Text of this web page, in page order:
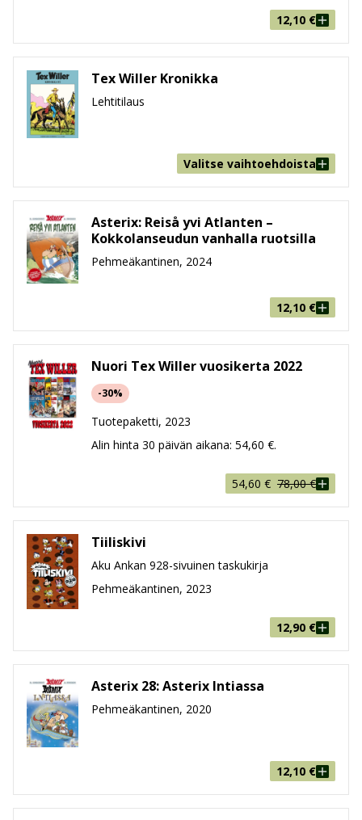
12,10 €
Tex Willer Kronikka
Lehtitilaus
Valitse vaihtoehdoista
Asterix: Reiså yvi Atlanten –
Kokkolanseudun vanhalla ruotsilla
Pehmeäkantinen, 2024
12,10 €
Nuori Tex Willer vuosikerta 2022
-30%
Tuotepaketti, 2023
Alin hinta 30 päivän aikana: 54,60 €.
78,00€
Alkuperäinen
hinta
oli:
78,00 €.
54,60 €
Nykyinen
hinta
on:
54,60 €.
Tiiliskivi
Aku Ankan 928-sivuinen taskukirja
Pehmeäkantinen, 2023
12,90 €
Asterix 28: Asterix Intiassa
Pehmeäkantinen, 2020
12,10 €